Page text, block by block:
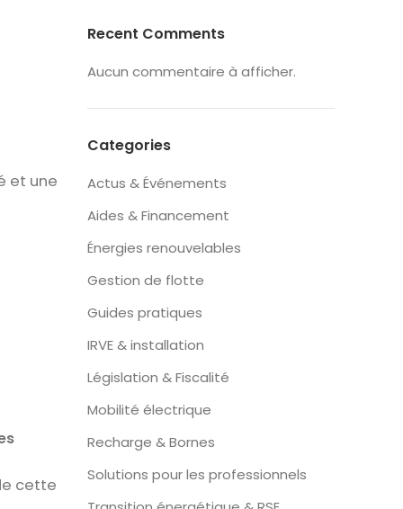
et une
cette
Recent Comments
Aucun commentaire à afficher.
Categories
Actus & Événements
Aides & Financement
Énergies renouvelables
Gestion de flotte
Guides pratiques
IRVE & installation
Législation & Fiscalité
Mobilité électrique
Recharge & Bornes
Solutions pour les professionnels